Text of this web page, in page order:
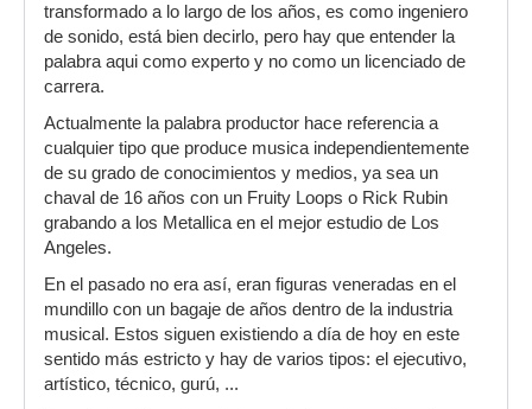
transformado a lo largo de los años, es como ingeniero
de sonido, está bien decirlo, pero hay que entender la
palabra aqui como experto y no como un licenciado de
carrera.
Actualmente la palabra productor hace referencia a
cualquier tipo que produce musica independientemente
de su grado de conocimientos y medios, ya sea un
chaval de 16 años con un Fruity Loops o Rick Rubin
grabando a los Metallica en el mejor estudio de Los
Angeles.
En el pasado no era así, eran figuras veneradas en el
mundillo con un bagaje de años dentro de la industria
musical. Estos siguen existiendo a día de hoy en este
sentido más estricto y hay de varios tipos: el ejecutivo,
artístico, técnico, gurú, ...